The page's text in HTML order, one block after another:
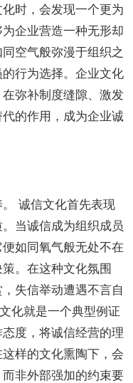
时，会发现一个更为
企业营造一种无形却
空气般弥漫于组织之
行为选择。企业文化
弥补制度缝隙、激发
的作用，成为企业诚
诚信文化首先表现
当诚信成为组织成员
如同氧气般无处不在
。在这种文化氛围
失信举动遭遇不言自
化就是一个典型例证
度，将诚信经营的理
样的文化熏陶下，会
非外部强加的约束要